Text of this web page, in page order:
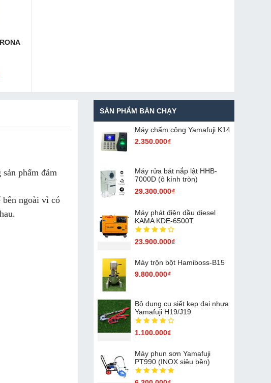
phẩm đảm
bên ngoài vì có
SẢN PHẨM BÁN CHẠY
Máy chấm cô​ng Yamafuji K14
2.350.000₫
Máy rửa bát nắp lật HHB-
7000D (ô kính tròn)
29.300.000₫
Máy phát điện dầu diesel
KAMA KDE-6500T
23.900.000₫
Máy trộn bột Hamiboss-B15
9.800.000₫
Bộ dụng cụ siết kẹp đai nhựa
Yamafuji H19/J19
1.100.000₫
Máy phun sơn Yamafuji
PT990 (INOX siêu bền)